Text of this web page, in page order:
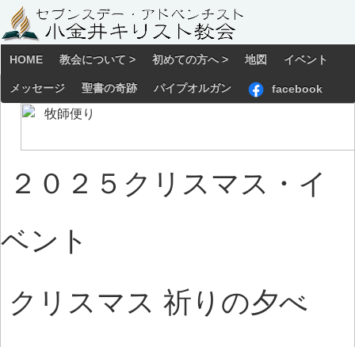
HOME 教会について > 初めての方へ > 地図 イベント
メッセージ 聖書の奇跡 パイプオルガン facebook
２０２５クリスマス・イ
ベント
クリスマス 祈りの夕べ